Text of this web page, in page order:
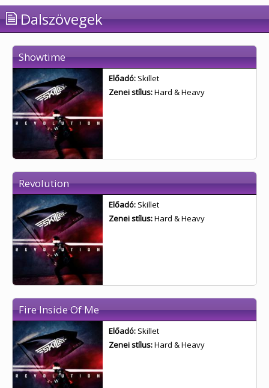
Dalszövegek
Showtime
Előadó: Skillet
Zenei stílus:Hard & Heavy
Revolution
Előadó: Skillet
Zenei stílus:Hard & Heavy
Fire Inside Of Me
Előadó: Skillet
Zenei stílus:Hard & Heavy